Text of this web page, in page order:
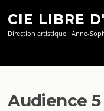
contenu
CIE LIBRE
Direction artistique : Anne-
Audience 5